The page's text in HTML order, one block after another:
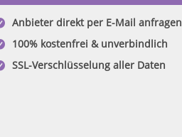
Anbieter direkt per E-Mail anfragen
100% kostenfrei & unverbindlich
SSL-Verschlüsselung aller Daten